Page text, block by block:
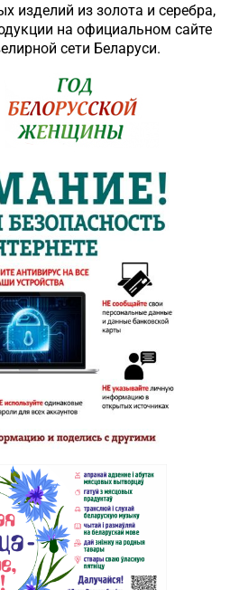
изделий из золота и серебра,
на официальном сайте
сети Беларуси.